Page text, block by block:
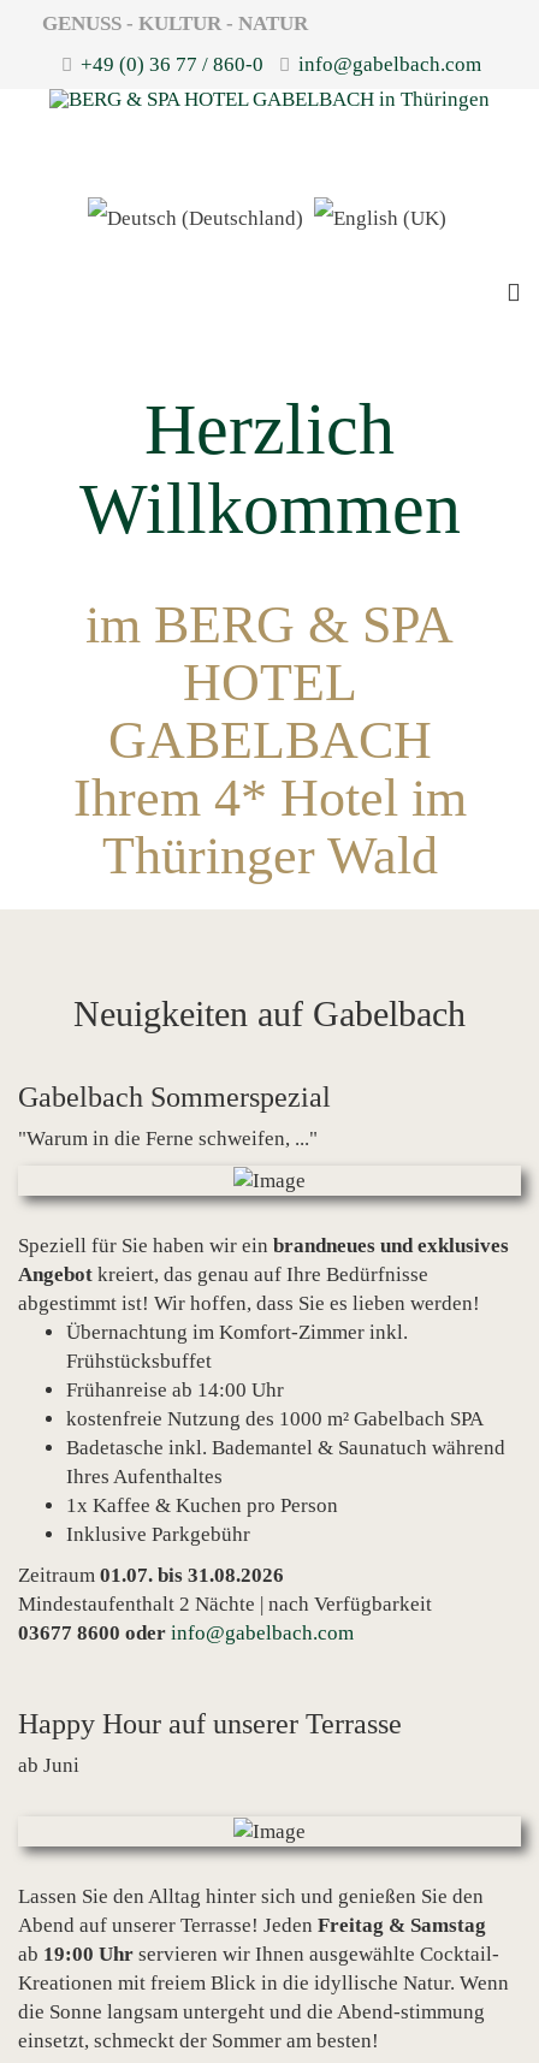
GENUSS - KULTUR - NATUR
+49 (0) 36 77 / 860-0
info@gabelbach.com
Herzlich
Willkommen
im BERG & SPA
HOTEL
GABELBACH
Ihrem 4* Hotel im
Thüringer Wald
Neuigkeiten auf Gabelbach
Gabelbach Sommerspezial
"Warum in die Ferne schweifen, ..."
Speziell für Sie haben wir ein brandneues und exklusives
Angebot kreiert, das genau auf Ihre Bedürfnisse
abgestimmt ist! Wir hoffen, dass Sie es lieben werden!
Übernachtung im Komfort-Zimmer inkl.
Frühstücksbuffet
Frühanreise ab 14:00 Uhr
kostenfreie Nutzung des 1000 m² Gabelbach SPA
Badetasche inkl. Bademantel & Saunatuch während
Ihres Aufenthaltes
1x Kaffee & Kuchen pro Person
Inklusive Parkgebühr
Zeitraum 01.07. bis 31.08.2026
Mindestaufenthalt 2 Nächte | nach Verfügbarkeit
03677 8600 oder info@gabelbach.com
Happy Hour auf unserer Terrasse
ab Juni
Lassen Sie den Alltag hinter sich und genießen Sie den
Abend auf unserer Terrasse! Jeden Freitag & Samstag
ab 19:00 Uhr servieren wir Ihnen ausgewählte Cocktail-
Kreationen mit freiem Blick in die idyllische Natur. Wenn
die Sonne langsam untergeht und die Abend-stimmung
einsetzt, schmeckt der Sommer am besten!